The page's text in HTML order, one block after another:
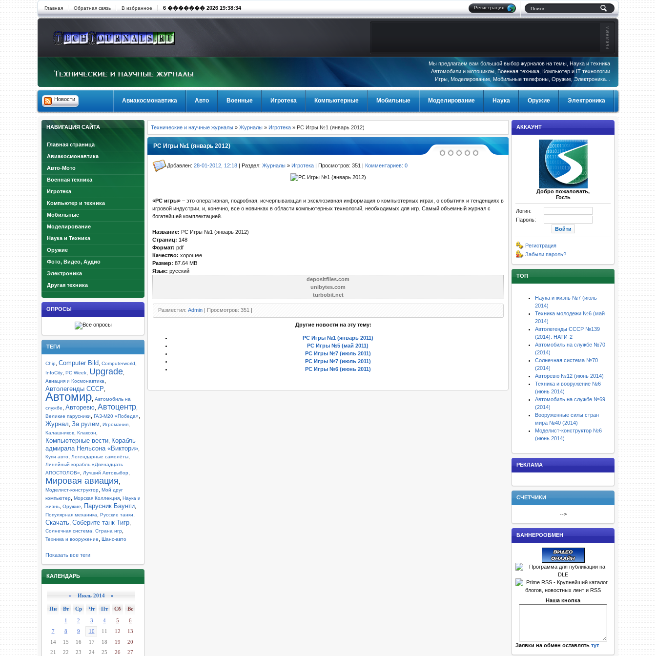
Главная Обратная связь В избранное 6 ������� 2026 19:38:34 Регистрация
Мы предлагаем вам большой выбор журналов на темы, Наука и техника
Автомобили и мотоциклы, Военная техника, Компьютер и IT технологии
Игры, Моделирование, Мобильные телефоны, Оружие, Электроника...
Новости Авиакосмонавтика Авто Военные Игротека Компьютерные Мобильные Моделирование Наука Оружие Электроника
НАВИГАЦИЯ САЙТА
Главная страница
Авиакосмонавтика
Авто-Мото
Военная техника
Игротека
Компьютер и техника
Мобильные
Моделирование
Наука и Техника
Оружие
Фото, Видео, Аудио
Электроника
Другая техника
ОПРОСЫ
ТЕГИ
Chip Computer Bild Computerworld
InfoCity PC Week Upgrade
Авиация и Космонавтика
Автолегенды СССР
Автомир Автомобиль на
службе
Авторевю Автоцентр
Великие парусники ГАЗ-М20 «Победа»
Журнал За рулем Игромания
Калашников Клаксон
Компьютерные вести Корабль
адмирала Нельсона «Виктори»
Купи авто Легендарные самолёты
Линейный корабль «Двенадцать
АПОСТОЛОВ»
Лучший Автовыбор
Мировая авиация
Моделист-конструктор Мой друг
компьютер Морская Коллекция Наука и
жизнь Оружие Парусник Баунти
Популярная механика Русские танки
Скачать Соберите танк Тигр
Солнечная система Страна игр
Техника и вооружение Шанс-авто
Показать все теги
КАЛЕНДАРЬ
« Июль 2014 »
Пн Вт Ср Чт Пт Сб
Вс
1
2 3 4 5
6
7
8 9 10 11 12
13
14
15 16 17 18 19
20
21
22 23 24 25 26 27
Технические и научные журналы » Журналы » Игротека » PC Игры №1 (январь 2012)
PC Игры №1 (январь 2012)
Добавлен: 28-01-2012, 12:18 | Раздел: Журналы » Игротека | Просмотров: 351 | Комментариев: 0
«PC игры» – это оперативная, подробная, исчерпывающая и эксклюзивная информация о компьютерных играх, о событиях и тенденциях в
игровой индустрии, и, конечно, все о новинках в области компьютерных технологий, необходимых для игр. Самый объемный журнал с
богатейшей комплектацией.
Название: PC Игры №1 (январь 2012)
Страниц: 148
Формат: pdf
Качество: хорошее
Размер: 87.64 MB
Язык: русский
depositfiles.com
unibytes.com
turbobit.net
Разместил: Admin | Просмотров: 351 |
Другие новости на эту тему:
PC Игры №1 (январь 2011)
PC Игры №5 (май 2011)
PC Игры №7 (июль 2011)
PC Игры №7 (июль 2011)
PC Игры №6 (июнь 2011)
АККАУНТ
Добро пожаловать,
Гость
Логин:
Пароль:
Регистрация
Забыли пароль?
ТОП
Наука и жизнь №7 (июль
2014)
Техника молодежи №6 (май
2014)
Автолегенды СССР №139
(2014). НАТИ-2
Автомобиль на службе №70
(2014)
Солнечная система №70
(2014)
Авторевю №12 (июнь 2014)
Техника и вооружение №6
(июнь 2014)
Автомобиль на службе №69
(2014)
Вооруженные силы стран
мира №40 (2014)
Моделист-конструктор №6
(июнь 2014)
РЕКЛАМА
СЧЕТЧИКИ
-->
БАННЕРООБМЕН
Наша кнопка
Заявки на обмен оставлять тут